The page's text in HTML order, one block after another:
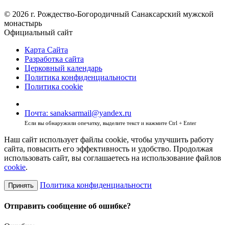
© 2026 г. Рождество-Богородичный Санаксарский мужской
монастырь
Официальный сайт
Карта Сайта
Разработка сайта
Церковный календарь
Политика конфиденциальности
Политика cookie
Почта: sanaksarmail@yandex.ru
Если вы обнаружили опечатку, выделите текст и нажмите Ctrl + Enter
Наш сайт использует файлы cookie, чтобы улучшить работу
сайта, повысить его эффективность и удобство. Продолжая
использовать сайт, вы соглашаетесь на использование файлов
cookie.
Принять Политика конфиденциальности
Отправить сообщение об ошибке?